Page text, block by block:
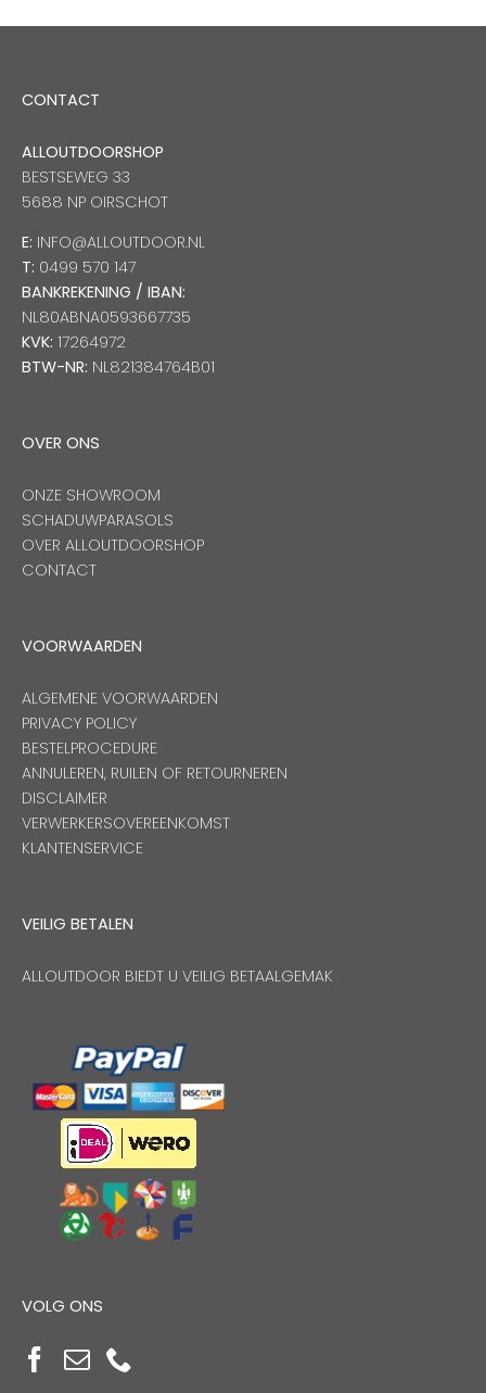
CONTACT
ALLOUTDOORSHOP
BESTSEWEG 33
5688 NP OIRSCHOT
E: INFO@ALLOUTDOOR.NL
T: 0499 570 147
BANKREKENING / IBAN:
NL80ABNA0593667735
KVK: 17264972
BTW-NR: NL821384764B01
OVER ONS
ONZE SHOWROOM
SCHADUWPARASOLS
OVER ALLOUTDOORSHOP
CONTACT
VOORWAARDEN
ALGEMENE VOORWAARDEN
PRIVACY POLICY
BESTELPROCEDURE
ANNULEREN, RUILEN OF RETOURNEREN
DISCLAIMER
VERWERKERSOVEREENKOMST
KLANTENSERVICE
VEILIG BETALEN
ALLOUTDOOR BIEDT U VEILIG BETAALGEMAK
VOLG ONS